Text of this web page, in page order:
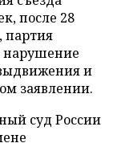
после 28
партия
нарушение
и
заявлении.
суд России